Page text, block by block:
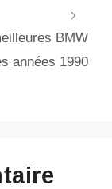
BMW
années 1990